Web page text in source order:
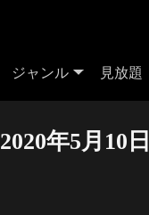
ジャンル 見放題
年5月10